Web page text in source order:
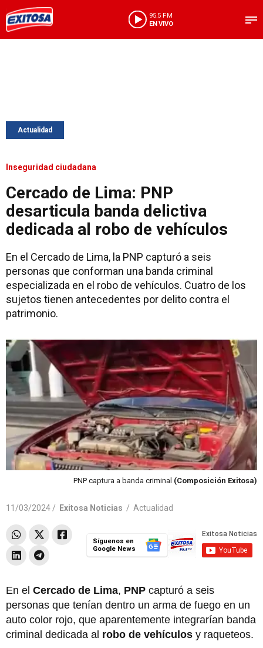
95.5 FM
EN VIVO
Actualidad
Inseguridad ciudadana
Cercado de Lima: PNP
desarticula banda delictiva
dedicada al robo de vehículos
En el Cercado de Lima, la PNP capturó a seis
personas que conforman una banda criminal
especializada en el robo de vehículos. Cuatro de los
sujetos tienen antecedentes por delito contra el
patrimonio.
PNP captura a banda criminal (Composición Exitosa)
11/03/2024 / Exitosa Noticias / Actualidad
Síguenos en
Google News
En el Cercado de Lima, PNP capturó a seis
personas que tenían dentro un arma de fuego en un
auto color rojo, que aparentemente integrarían banda
criminal dedicada al robo de vehículos y raqueteos.